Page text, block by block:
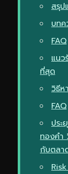
สรุป
บทค
FAQ
แนว
ที่สุด
วิธีห
FAQ
ประ
ทองคำ
กับตลา